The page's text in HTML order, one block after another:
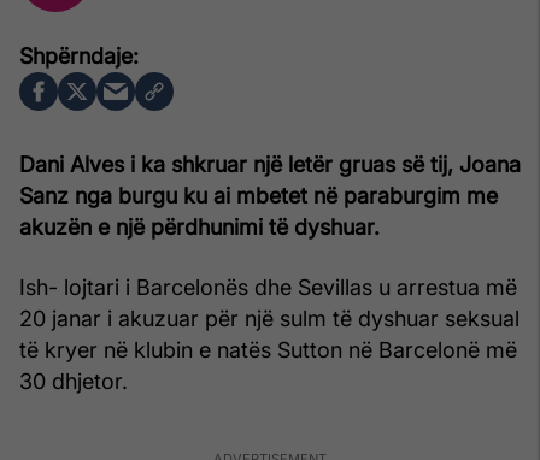
Dani Alves i ka shkruar një letër gruas së tij, Joana
Sanz nga burgu ku ai mbetet në paraburgim me
akuzën e një përdhunimi të dyshuar.
Ish- lojtari i Barcelonës dhe Sevillas u arrestua më
20 janar i akuzuar për një sulm të dyshuar seksual
të kryer në klubin e natës Sutton në Barcelonë më
30 dhjetor.